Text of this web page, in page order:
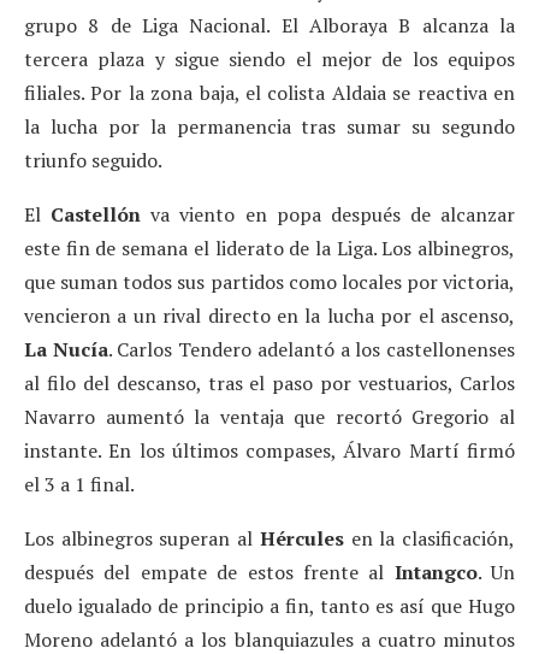
grupo 8 de Liga Nacional. El Alboraya B alcanza la
tercera plaza y sigue siendo el mejor de los equipos
filiales. Por la zona baja, el colista Aldaia se reactiva en
la lucha por la permanencia tras sumar su segundo
triunfo seguido.
El Castellón va viento en popa después de alcanzar
este fin de semana el liderato de la Liga. Los albinegros,
que suman todos sus partidos como locales por victoria,
vencieron a un rival directo en la lucha por el ascenso,
La Nucía. Carlos Tendero adelantó a los castellonenses
al filo del descanso, tras el paso por vestuarios, Carlos
Navarro aumentó la ventaja que recortó Gregorio al
instante. En los últimos compases, Álvaro Martí firmó
el 3 a 1 final.
Los albinegros superan al Hérculesen la clasificación,
después del empate de estos frente al Intangco. Un
duelo igualado de principio a fin, tanto es así que Hugo
Moreno adelantó a los blanquiazules a cuatro minutos